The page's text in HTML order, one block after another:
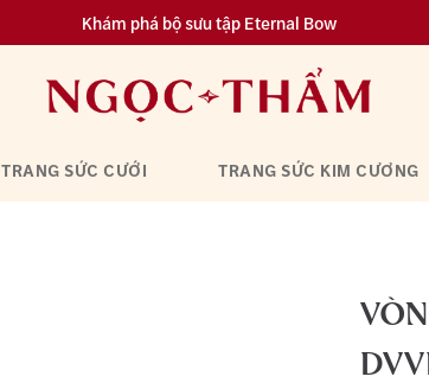
Khám phá bộ sưu tập Eternal Bow
Đa dạng lựa chọn tích luỹ từ 0.1 chỉ vàng 999.9
TRANG SỨC CƯỚI TRANG SỨC KIM CƯƠNG